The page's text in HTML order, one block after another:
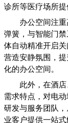
诊所等医疗场所提
办公空间注
弹簧，与智能门
体自动精准开启
营造安静氛围，
化的办公空间。
此外，在酒
需求特点，对电
研发与服务团队
业客户提供一站